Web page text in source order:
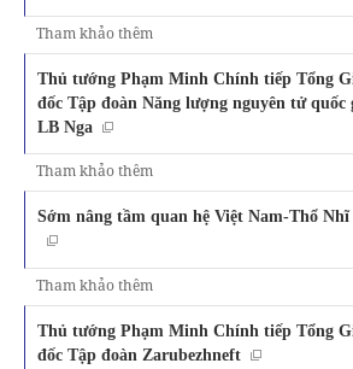
Tham khảo thêm
Thủ tướng Phạm Minh Chính tiếp Tổng
đốc Tập đoàn Năng lượng nguyên tử quốc
LB Nga
Tham khảo thêm
Sớm nâng tầm quan hệ Việt Nam-Thổ
Tham khảo thêm
Thủ tướng Phạm Minh Chính tiếp Tổng
đốc Tập đoàn Zarubezhneft